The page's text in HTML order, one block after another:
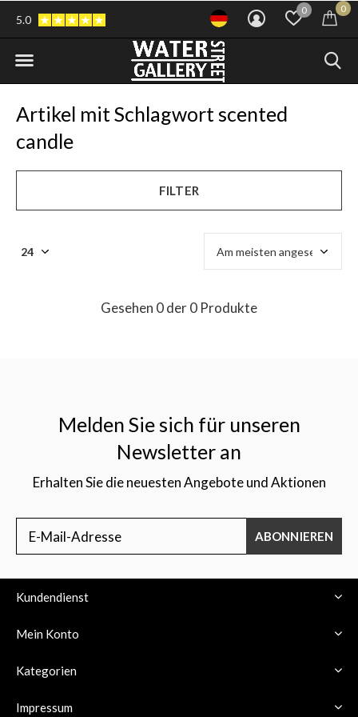
0 0
5.0
Artikel mit Schlagwort scented
candle
FILTER
Gesehen 0 der 0 Produkte
Melden Sie sich für unseren
Newsletter an
Erhalten Sie die neuesten Angebote und Aktionen
ABONNIEREN
Kundendienst
Mein Konto
Kategorien
Impressum